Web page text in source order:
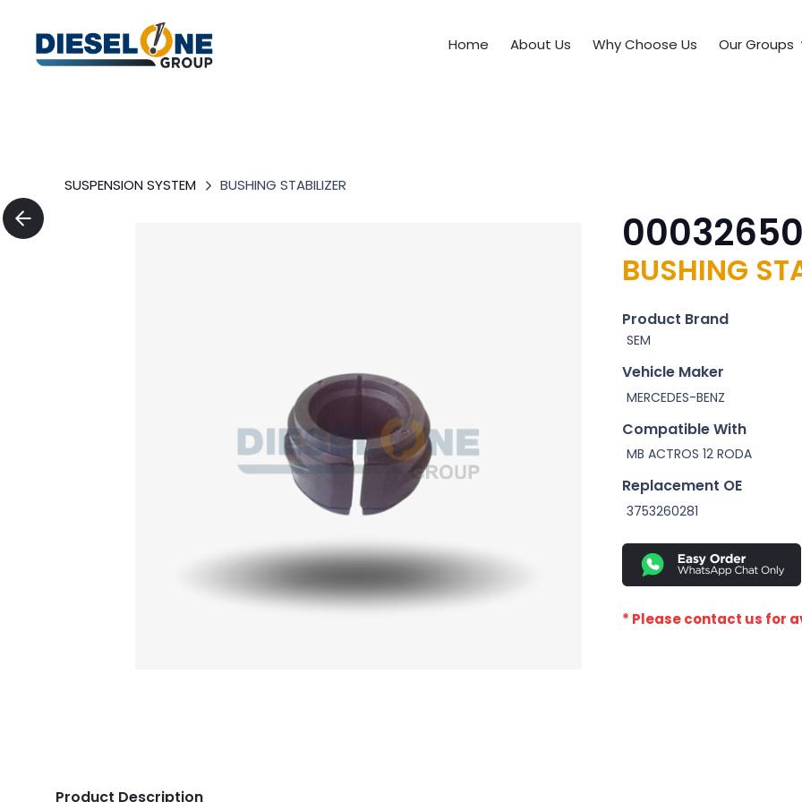
Home About Us Why Choose Us Our Groups
SUSPENSION SYSTEM BUSHING STABILIZER
BUSHING
Product Brand
SEM
Vehicle Maker
MERCEDES-BENZ
Compatible With
MB ACTROS 12 RODA
Replacement OE
3753260281
* Please contact us for
Product Description